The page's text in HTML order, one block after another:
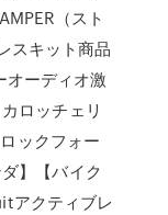
（スト
スキット商品
オーディオ激
ロッチェリ
ックフォー
】【バイク
アクティブレ